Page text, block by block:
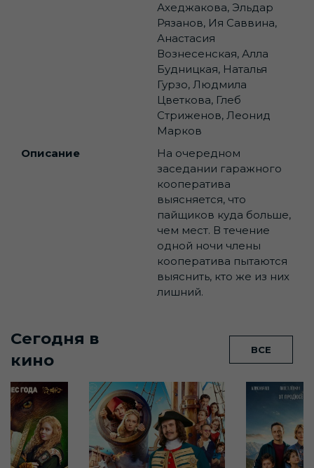
Ахеджакова, Эльдар
Рязанов, Ия Саввина,
Анастасия
Вознесенская, Алла
Будницкая, Наталья
Гурзо, Людмила
Цветкова, Глеб
Стриженов, Леонид
Марков
Описание
На очередном
заседании гаражного
кооператива
выясняется, что
пайщиков куда больше,
чем мест. В течение
одной ночи члены
кооператива пытаются
выяснить, кто же из них
лишний.
Сегодня в
кино
ВСЕ